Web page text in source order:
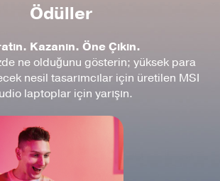
Ödüller
Kazanın. Öne Çıkın.
ne olduğunu gösterin; yüksek para
nesil tasarımcılar için üretilen MSI
laptoplar için yarışın.